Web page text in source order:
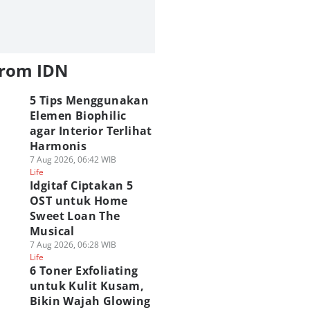
IDN
5 Tips Menggunakan
Elemen Biophilic
agar Interior Terlihat
Harmonis
7 Aug 2026, 06:42 WIB
Life
Idgitaf Ciptakan 5
OST untuk Home
Sweet Loan The
Musical
7 Aug 2026, 06:28 WIB
Life
6 Toner Exfoliating
untuk Kulit Kusam,
Bikin Wajah Glowing